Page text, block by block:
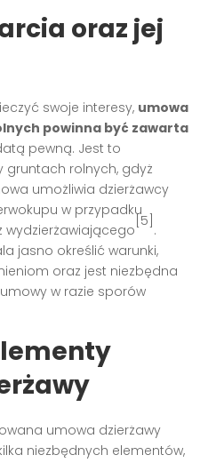
oraz jej
swoje interesy, umowa
powinna być zawarta
pewną. Jest to
gruntach rolnych, gdyż
umożliwia dzierżawcy
w przypadku
wydzierżawiającego
[5]
.
jasno określić warunki,
oraz jest niezbędna
w razie sporów
umowa dzierżawy
niezbędnych elementów,